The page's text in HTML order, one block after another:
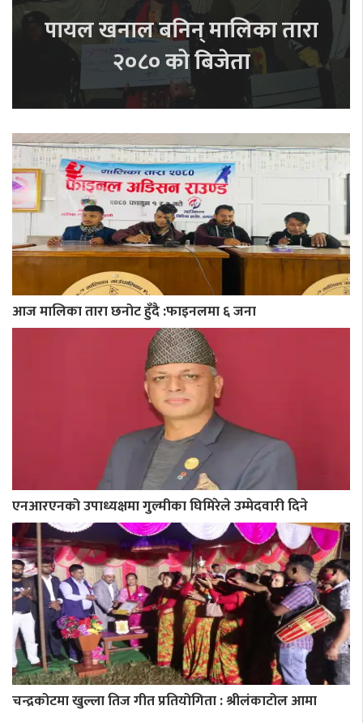
पायल खनाल बनिन् मालिका तारा
२०८० को बिजेता
आज मालिका तारा छनोट हुँदै :फाइनलमा ६ जना
एनआरएनको उपाध्यक्षमा गुल्मीका घिमिरेले उम्मेदवारी दिने
चन्द्रकोटमा खुल्ला तिज गीत प्रतियोगिता : श्रीलंकाटोल आमा